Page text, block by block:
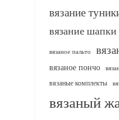
вязание
вязание шапки
вязаное пальто
вязаное пончо
вязаные комплекты
вязаный